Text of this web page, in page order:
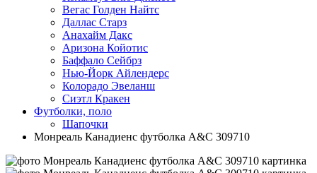
Вегас Голден Найтс
Даллас Старз
Анахайм Дакс
Аризона Койотис
Баффало Сейбрз
Нью-Йорк Айлендерс
Колорадо Эвеланш
Сиэтл Кракен
Футболки, поло
Шапочки
Монреаль Канадиенс футболка A&C 309710